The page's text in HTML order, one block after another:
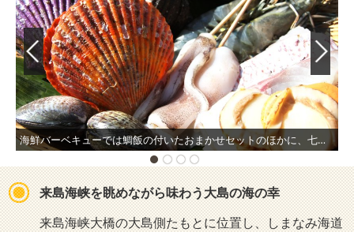
海鮮バーベキューでは鯛飯の付いたおまかせセットのほかに、七輪だけ借りて好きな魚介類を焼くこともできる。
来島海峡を眺めながら味わう大島の海の幸
来島海峡大橋の大島側たもとに位置し、しまなみ海道